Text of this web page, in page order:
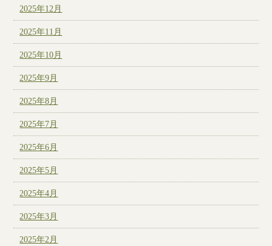
2025年12月
2025年11月
2025年10月
2025年9月
2025年8月
2025年7月
2025年6月
2025年5月
2025年4月
2025年3月
2025年2月